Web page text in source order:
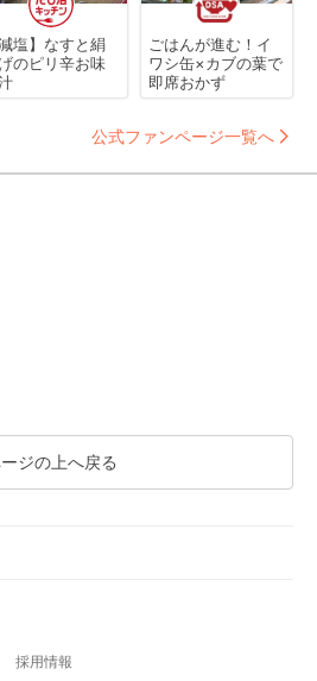
減塩】なすと絹
のピリ辛お味
ごはんが進む！イ
ワシ缶×カブの葉で
即席おかず
公式ファンページ一覧へ
ジの上へ戻る
採用情報